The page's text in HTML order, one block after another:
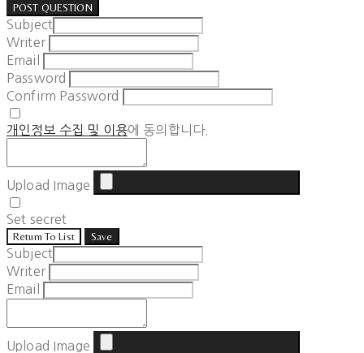
POST QUESTION
Subject
Writer
Email
Password
Confirm Password
개인정보 수집 및 이용에 동의합니다.
Upload Image
Set secret
Return To List Save
Subject
Writer
Email
Upload Image